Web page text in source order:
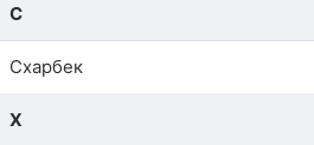
С
Схарбек
Х